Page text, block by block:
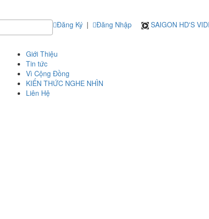
Đăng Ký | Đăng Nhập SAIGON HD'S
Giới Thiệu
Tin tức
Vì Cộng Đồng
KIẾN THỨC NGHE NHÌN
Liên Hệ